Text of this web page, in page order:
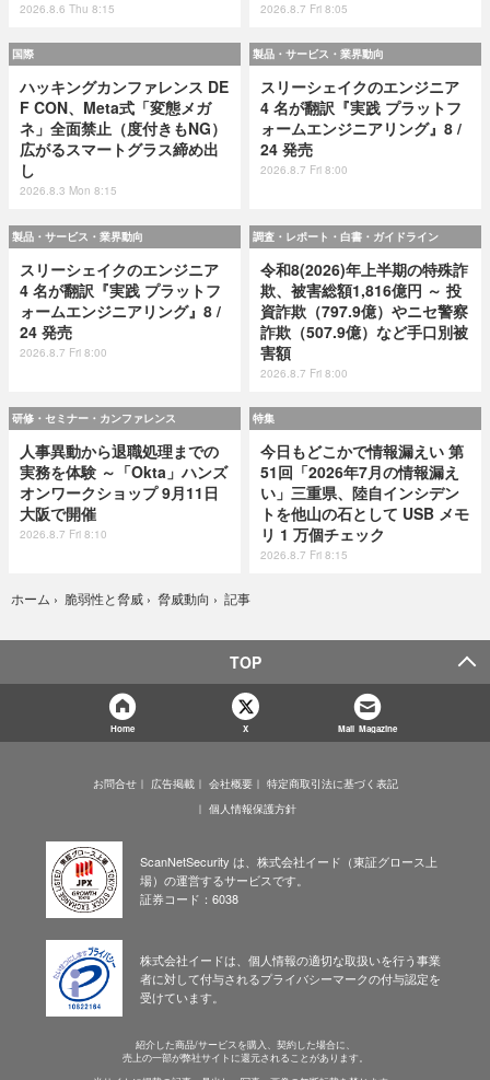
2026.8.6 Thu 8:15 2026.8.7 Fri 8:05
国際
ハッキングカンファレンス DE
F CON、Meta式「変態メガ
ネ」全面禁止（度付きもNG）
広がるスマートグラス締め出
し
2026.8.3 Mon 8:15
製品・サービス・業界動向
スリーシェイクのエンジニア
4 名が翻訳『実践 プラットフ
ォームエンジニアリング』8 /
24 発売
2026.8.7 Fri 8:00
製品・サービス・業界動向
スリーシェイクのエンジニア
4 名が翻訳『実践 プラットフ
ォームエンジニアリング』8 /
24 発売
2026.8.7 Fri 8:00
調査・レポート・白書・ガイドライン
令和8(2026)年上半期の特殊詐
欺、被害総額1,816億円 ～ 投
資詐欺（797.9億）やニセ警察
詐欺（507.9億）など手口別被
害額
2026.8.7 Fri 8:00
研修・セミナー・カンファレンス
人事異動から退職処理までの
実務を体験 ～「Okta」ハンズ
オンワークショップ 9月11日
大阪で開催
2026.8.7 Fri 8:10
特集
今日もどこかで情報漏えい 第
51回「2026年7月の情報漏え
い」三重県、陸自インシデン
トを他山の石として USB メモ
リ 1 万個チェック
2026.8.7 Fri 8:15
ホーム › 脆弱性と脅威 › 脅威動向 › 記事
TOP
Home X Mail Magazine
お問合せ 広告掲載 会社概要
特定商取引法に基づく表記
個人情報保護方針
ScanNetSecurity は、株式会社イード（東証グロース上
場）の運営するサービスです。
証券コード：6038
株式会社イードは、個人情報の適切な取扱いを行う事業
者に対して付与されるプライバシーマークの付与認定を
受けています。
紹介した商品/サービスを購入、契約した場合に、
売上の一部が弊社サイトに還元されることがあります。